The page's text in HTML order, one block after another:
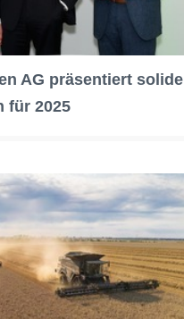
AG präsentiert solide
für 2025